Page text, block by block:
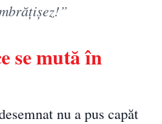
se mută în
nu a pus capăt